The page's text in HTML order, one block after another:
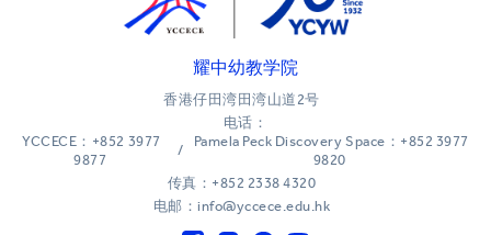
耀中幼教学院
香港仔田湾田湾山道2号
电话：
YCCECE：+852 3977
9877
/
Pamela Peck Discovery Space：+852 3977
9820
传真：+852 2338 4320
电邮：info@yccece.edu.hk